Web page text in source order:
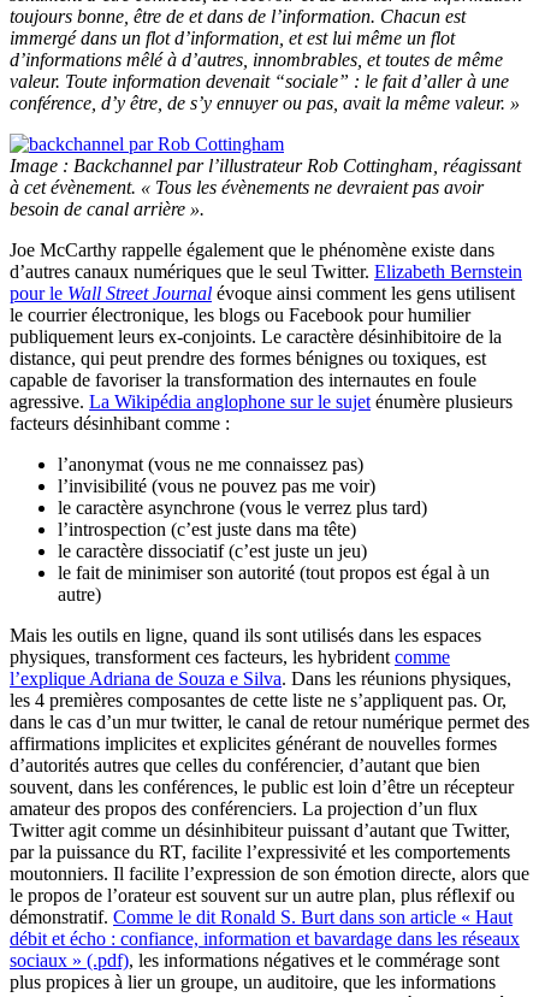
toujours bonne, être de et dans de l’information. Chacun est
immergé dans un flot d’information, et est lui même un flot
d’informations mêlé à d’autres, innombrables, et toutes de même
valeur. Toute information devenait “sociale” : le fait d’aller à une
conférence, d’y être, de s’y ennuyer ou pas, avait la même valeur. »
Image : Backchannel par l’illustrateur Rob Cottingham, réagissant
à cet évènement. « Tous les évènements ne devraient pas avoir
besoin de canal arrière ».
Joe McCarthy rappelle également que le phénomène existe dans
d’autres canaux numériques que le seul Twitter. Elizabeth Bernstein
pour le Wall Street Journal évoque ainsi comment les gens utilisent
le courrier électronique, les blogs ou Facebook pour humilier
publiquement leurs ex-conjoints. Le caractère désinhibitoire de la
distance, qui peut prendre des formes bénignes ou toxiques, est
capable de favoriser la transformation des internautes en foule
agressive. La Wikipédia anglophone sur le sujet énumère plusieurs
facteurs désinhibant comme :
l’anonymat (vous ne me connaissez pas)
l’invisibilité (vous ne pouvez pas me voir)
le caractère asynchrone (vous le verrez plus tard)
l’introspection (c’est juste dans ma tête)
le caractère dissociatif (c’est juste un jeu)
le fait de minimiser son autorité (tout propos est égal à un
autre)
Mais les outils en ligne, quand ils sont utilisés dans les espaces
physiques, transforment ces facteurs, les hybrident comme
l’explique Adriana de Souza e Silva. Dans les réunions physiques,
les 4 premières composantes de cette liste ne s’appliquent pas. Or,
dans le cas d’un mur twitter, le canal de retour numérique permet des
affirmations implicites et explicites générant de nouvelles formes
d’autorités autres que celles du conférencier, d’autant que bien
souvent, dans les conférences, le public est loin d’être un récepteur
amateur des propos des conférenciers. La projection d’un flux
Twitter agit comme un désinhibiteur puissant d’autant que Twitter,
par la puissance du RT, facilite l’expressivité et les comportements
moutonniers. Il facilite l’expression de son émotion directe, alors que
le propos de l’orateur est souvent sur un autre plan, plus réflexif ou
démonstratif. Comme le dit Ronald S. Burt dans son article « Haut
débit et écho : confiance, information et bavardage dans les réseaux
sociaux » (.pdf), les informations négatives et le commérage sont
plus propices à lier un groupe, un auditoire, que les informations